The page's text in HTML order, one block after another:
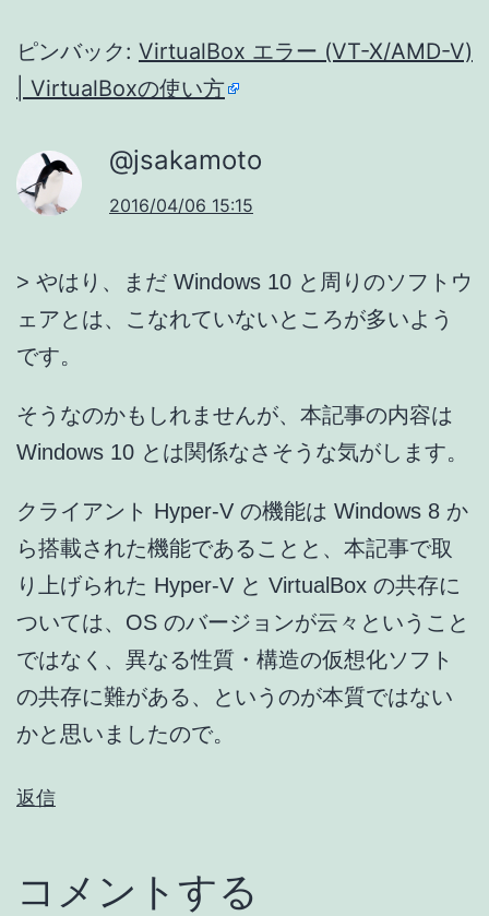
ピンバック: VirtualBox エラー (VT-X/AMD-V)
| VirtualBoxの使い方
@jsakamoto
2016/04/06 15:15
> やはり、まだ Windows 10 と周りのソフトウ
ェアとは、こなれていないところが多いよう
です。
そうなのかもしれませんが、本記事の内容は
Windows 10 とは関係なさそうな気がします。
クライアント Hyper-V の機能は Windows 8 か
ら搭載された機能であることと、本記事で取
り上げられた Hyper-V と VirtualBox の共存に
ついては、OS のバージョンが云々ということ
ではなく、異なる性質・構造の仮想化ソフト
の共存に難がある、というのが本質ではない
かと思いましたので。
返信
コメントする